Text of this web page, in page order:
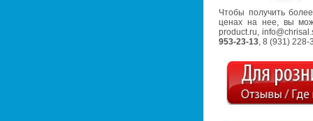
Чтобы по­лу­чить
ценах на нее, вы
product.​ru,
953-23-13, 8 (931) 228-